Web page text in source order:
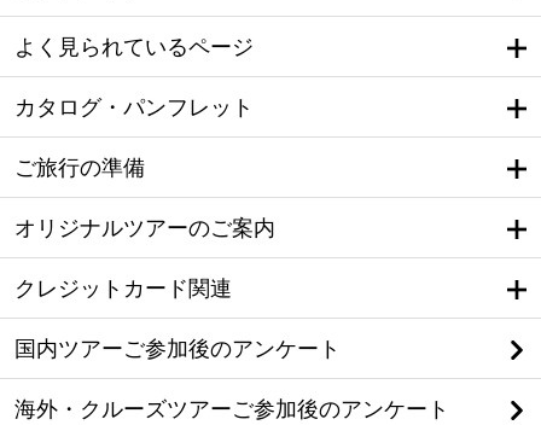
よく見られているページ
カタログ・パンフレット
ご旅行の準備
オリジナルツアーのご案内
クレジットカード関連
国内ツアーご参加後のアンケート
海外・クルーズツアーご参加後のアンケート